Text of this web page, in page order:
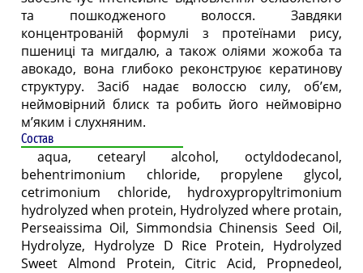
та пошкодженого волосся. Завдяки
концентрованій формулі з протеїнами рису,
пшениці та мигдалю, а також оліями жожоба та
авокадо, вона глибоко реконструює кератинову
структуру. Засіб надає волоссю силу, об’єм,
неймовірний блиск та робить його неймовірно
м’яким і слухняним.
Состав
aqua, cetearyl alcohol, octyldodecanol,
behentrimonium chloride, propylene glycol,
cetrimonium chloride, hydroxypropyltrimonium
hydrolyzed when protein, Hydrolyzed where protain,
Perseaissima Oil, Simmondsia Chinensis Seed Oil,
Hydrolyze, Hydrolyze D Rice Protein, Hydrolyzed
Sweet Almond Protein, Citric Acid, Propnedeol,